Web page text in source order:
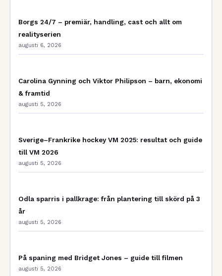
Borgs 24/7 – premiär, handling, cast och allt om
realityserien
augusti 6, 2026
Carolina Gynning och Viktor Philipson – barn, ekonomi
& framtid
augusti 5, 2026
Sverige–Frankrike hockey VM 2025: resultat och guide
till VM 2026
augusti 5, 2026
Odla sparris i pallkrage: från plantering till skörd på 3
år
augusti 5, 2026
På spaning med Bridget Jones – guide till filmen
augusti 5, 2026